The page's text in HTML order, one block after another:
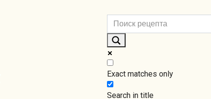
Exact matches only
Search in title